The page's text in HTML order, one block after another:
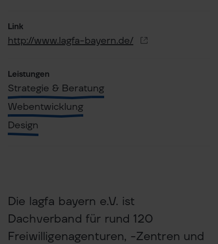
Link
http://www.lagfa-bayern.de/
Leistungen
Strategie & Beratung
Webentwicklung
Design
Die lagfa bayern e.V. ist
Dachverband für rund 120
Freiwilligenagenturen, -Zentren und